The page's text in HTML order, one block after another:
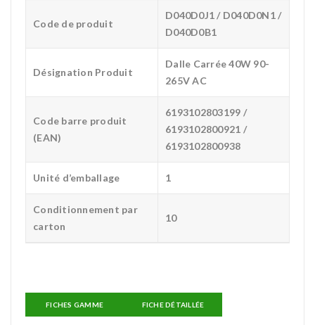
Code de produit
D040D0J1 / D040D0N1 /
D040D0B1
Désignation Produit
Dalle Carrée 40W 90-
265V AC
Code barre produit
(EAN)
6193102803199 /
6193102800921 /
6193102800938
Unité d’emballage 1
Conditionnement par
carton
10
FICHES GAMME FICHE DÉTAILLÉE